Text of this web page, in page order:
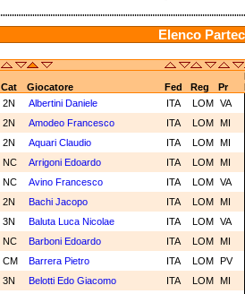
Elenco
Cat Giocatore Fed Reg Pr
2N Albertini Daniele ITA LOM VA
2N Amodeo Francesco ITA LOM MI
2N Aquari Claudio ITA LOM MI
NC Arrigoni Edoardo ITA LOM MI
NC Avino Francesco ITA LOM VA
2N Bachi Jacopo ITA LOM MI
3N Baluta Luca Nicolae ITA LOM VA
NC Barboni Edoardo ITA LOM MI
CM Barrera Pietro ITA LOM PV
3N Belotti Edo Giacomo ITA LOM MI